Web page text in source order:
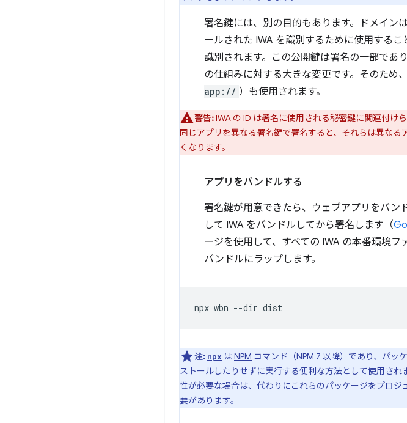
署名鍵には、別の目的もあります。ドメイン
ールされた IWA を識別するために使用する
識別されます。この公開鍵は署名の一部であ
の仕組みに対する大きな変更です。そのため
app:// ）も使用されます。
警告:IWA の ID は署名に使用される秘密鍵に関連付け
同じアプリを異なる署名鍵で署名すると、それらは異な
くなります。
アプリをバンドルする
署名鍵が用意できたら、ウェブアプリをバン
して IWA をバンドルしてから署名します（Go
ージを使用して、すべての IWA の本番環境
バンドルにラップします。
npx wbn --dir
注: npx はNPM コマンド（NPM 7 以降）であり、パッ
ストールしたりせずに実行する便利な方法として使用さ
性が必要な場合は、代わりにこれらのパッケージをプロジ
要があります。